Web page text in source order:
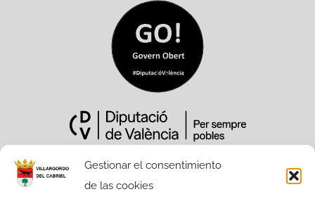
Gestionar el consentimiento
de las cookies